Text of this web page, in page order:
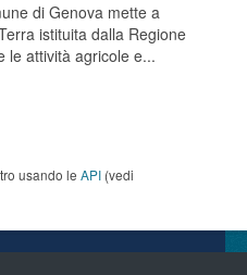
di Genova mette a
istituita dalla Regione
le attività agricole e...
usando le API (vedi